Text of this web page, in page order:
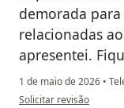
demorada
relacionadas
apresentei.
1 de maio de 2026 •
na opinião do utilizador JL
Solicitar revisão